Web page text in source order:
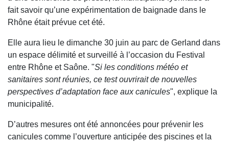
fait savoir qu’une expérimentation de baignade dans le
Rhône était prévue cet été.
Elle aura lieu le dimanche 30 juin au parc de Gerland dans
un espace délimité et surveillé à l’occasion du Festival
entre Rhône et Saône. "Si les conditions météo et
sanitaires sont réunies, ce test ouvrirait de nouvelles
perspectives d’adaptation face aux canicules", explique la
municipalité.
D’autres mesures ont été annoncées pour prévenir les
canicules comme l’ouverture anticipée des piscines et la